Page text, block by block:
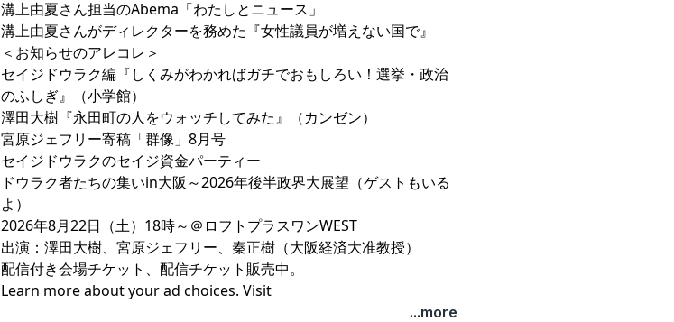
溝上由夏さん担当のAbema「わたしとニュース 」
溝上由夏さんがディレクターを務めた『女性議員が増えない国で』
＜お知らせのアレコレ＞
セイジドウラク編『⁠⁠しくみがわかればガチでおもしろい！選挙・政治
のふしぎ⁠⁠』（小学館）
澤田大樹『⁠⁠永田町の人をウォッチしてみた⁠⁠』（カンゼン）
宮原ジェフリー寄稿 ⁠「群像」8月号⁠
セイジドウラクのセイジ資金パーティー
⁠ドウラク者たちの集いin大阪～2026年後半政界大展望（ゲストもいる
よ）⁠
2026年8月22日（土）18時～＠ ⁠ロフトプラスワンWEST⁠
出演：澤田大樹、宮原ジェフリー、秦正樹（大阪経済大准教授）
配信付き会場チケット、配信チケット販売中。
Learn more about your ad choices. Visit
...more